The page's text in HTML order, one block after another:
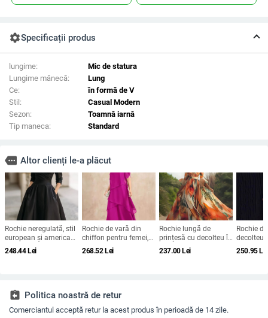
settingsSpecificații produs
lungime:
Mic de statura
Lungime mânecă:
Lung
Ce:
în formă de V
Stil:
Casual Modern
Sezon:
Toamnă iarnă
Tip maneca:
Standard
more Altor clienți le-a plăcut
Rochie neregulată, stil
european și american,
lungă, mâneci lungi,
poliester
248.44Lei
Rochie de vară din
chiffon pentru femei,
croială lejeră, design în
straturi, guler rotund,
268.52Lei
Rochie lungă de
prințesă cu decolteu în
V, mâneci clopot, talie
înaltă, imprimeu
237.00Lei
Rochie
decolteu
mâneci,
lungă,
250.95Lei
assignment_return Politica noastră de retur
Comerciantul acceptă retur la acest produs în perioadă de 14 zile.